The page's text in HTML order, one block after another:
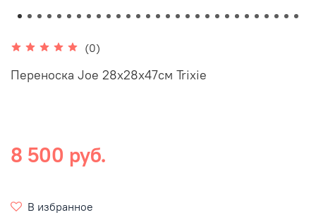
(0)
Переноска Joe 28х28х47см Trixie
8 500 руб.
В избранное